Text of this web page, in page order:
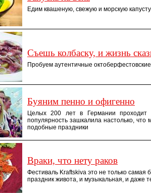
Едим квашеную, свежую и морскую
Съешь колбаску, и жизнь
Пробуем аутентичные октоберфестовские
Буяним пенно и офигенно
Целых 200 лет в Германии проходит
популярность зашкалила настолько,
подобные праздники
Враки, что нету раков
Фестиваль Kraftskiva это не только самая
праздник живота, и музыкальная, и даже